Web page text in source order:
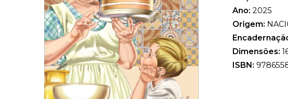
Ano: 2025
Origem:
Dimensões:
ISBN: